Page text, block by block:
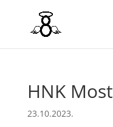
HNK
23.10.2023.